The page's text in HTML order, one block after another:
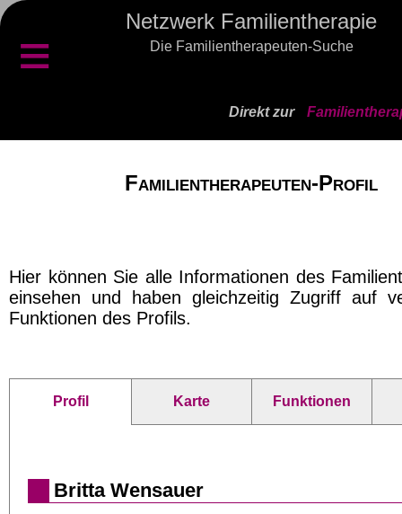
Netzwerk Familientherapie
Die Familientherapeuten-Suche
≡
Direkt zur
Familientherapeuten-Profil
Hier können Sie alle Informationen des
einsehen und haben gleichzeitig Zugriff auf
Funktionen des Profils.
Profil Karte Funktionen
Britta Wensauer